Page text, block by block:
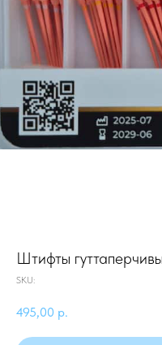
Штифты
SKU:
495,00 р.